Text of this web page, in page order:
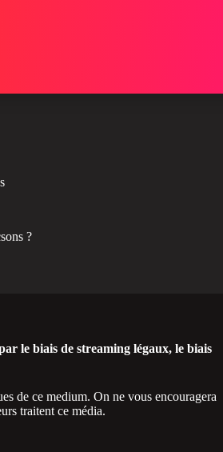
?
le biais de streaming légaux, le biais
de ce medium. On ne vous encouragera
traitent ce média.